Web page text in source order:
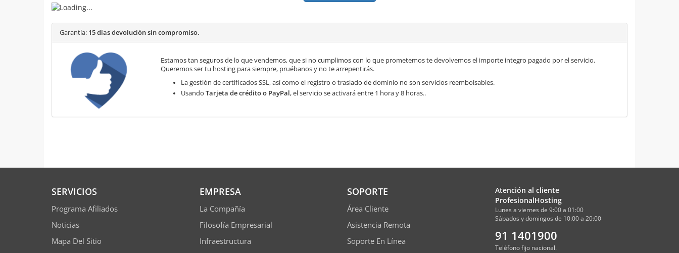
Garantía: 15 días devolución sin compromiso.
Estamos tan seguros de lo que vendemos, que si no cumplimos con lo que prometemos te devolvemos el importe integro pagado por el servicio.
Queremos ser tu hosting para siempre, pruébanos y no te arrepentirás.
La gestión de certificados SSL, así como el registro o traslado de dominio no son servicios reembolsables.
Usando Tarjeta de crédito o PayPal, el servicio se activará entre 1 hora y 8 horas..
SERVICIOS
Programa Afiliados
Noticias
Mapa Del Sitio
EMPRESA
La Compañía
Filosofía Empresarial
Infraestructura
SOPORTE
Área Cliente
Asistencia Remota
Soporte En Línea
Atención al cliente
ProfesionalHosting
Lunes a viernes de 9:00 a 01:00
Sábados y domingos de 10:00 a 20:00
91 1401900
Teléfono fijo nacional.